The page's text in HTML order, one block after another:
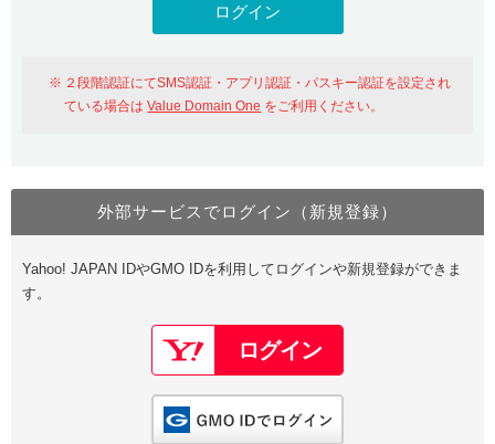
おすすめ One レンタルサーバーを含む最新の機能を使う方
Value Domain Oneにログイン
Google
GMO ID Amazon
※AmazonはValue Domain Oneのログイン画面へ遷移します
Value Domain Oneアカウント作成
以下でも登録可能
Google Yahoo!
GMO ID
２段階認証にてSMS認証・アプリ認証・パスキー認証を設定され
ている場合はValue Domain One をご利用ください。
外部サービスでログイン（新規登録）
Yahoo! JAPAN IDやGMO IDを利用してログインや新規登録ができま
す。